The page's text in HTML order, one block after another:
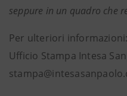
seppure in un quadro che
Per ulteriori informazioni:
Ufficio Stampa Intesa